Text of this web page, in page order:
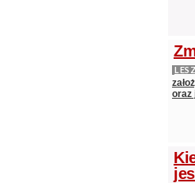
oraz